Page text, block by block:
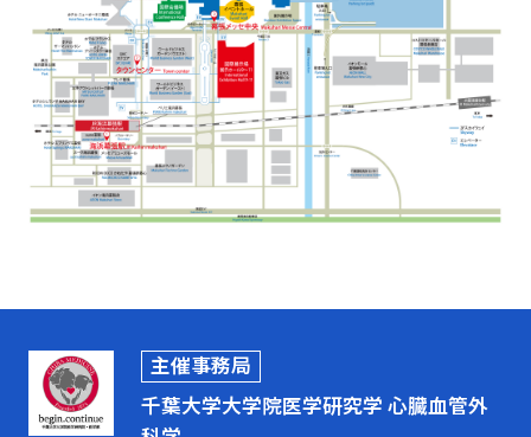
主催事務局
千葉大学大学院医学研究学 心臓血管外